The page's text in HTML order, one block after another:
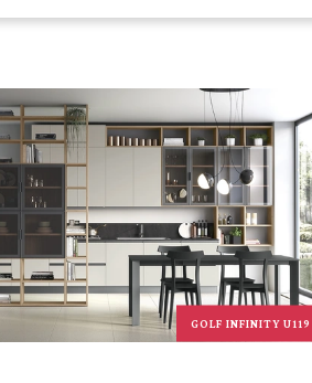
GOLF INFINITY U119